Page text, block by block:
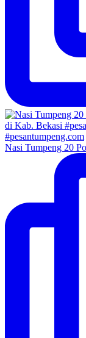
Nasi Tumpeng 20